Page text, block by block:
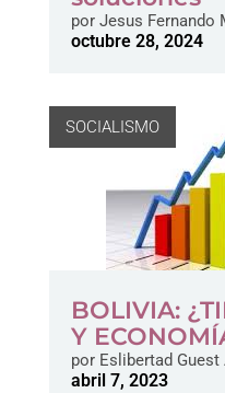
porJesus Fernando
octubre 28, 2024
SOCIALISMO
BOLIVIA:
Y
porEslibertad Guest
abril 7, 2023